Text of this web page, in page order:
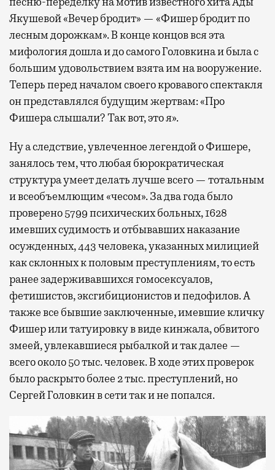
Якушевой «Вечер бродит» — «Фишер бродит по
лесным дорожкам». В конце концов вся эта
мифология дошла и до самого Головкина и была с
большим удовольствием взята им на вооружение.
Теперь перед началом своего кровавого спектакля
он представлялся будущим жертвам: «Про
Фишера слышали? Так вот, это я».
Ну а следствие, увлеченное легендой о Фишере,
занялось тем, что любая бюрократическая
структура умеет делать лучше всего — тотальным
и всеобъемлющим «чесом». За два года было
проверено 5799 психических больных, 1628
имевших судимость и отбывавших наказание
осужденных, 443 человека, указанных милицией
как склонных к половым преступлениям, то есть
ранее задерживавшихся гомосексуалов,
фетишистов, эксгибиционистов и педофилов. А
также все бывшие заключенные, имевшие кличку
Фишер или татуировку в виде кинжала, обвитого
змеей, увлекавшиеся рыбалкой и так далее —
всего около 50 тыс. человек. В ходе этих проверок
было раскрыто более 2 тыс. преступлений, но
Сергей Головкин в сети так и не попался.